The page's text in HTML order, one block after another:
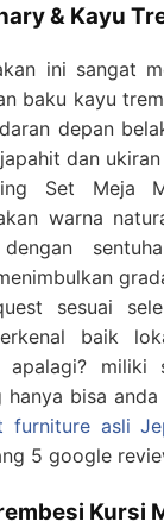
& Kayu
ini sangat
baku kayu
depan
dan
Set Meja
warna
sesuai
baik
miliki
hanya bisa
furniture asli
5 google
Kursi